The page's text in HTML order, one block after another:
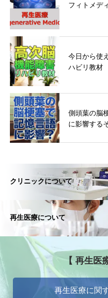
フィトメデ
今日から使
ハビリ教材
側頭葉の脳
に影響する
クリニックについて
再生医療について
【 再生医
再生医療に関